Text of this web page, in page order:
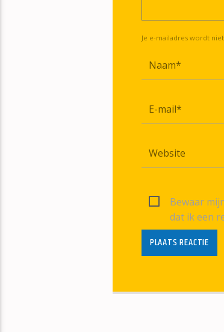
Je e-mailadres wordt
Bewaar
dat ik een